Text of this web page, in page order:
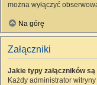
można wyłączyć
Na górę
Załączniki
Jakie typy załączników
Każdy administrator